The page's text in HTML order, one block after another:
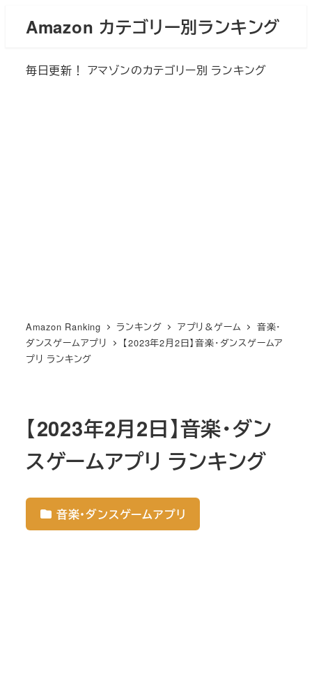
Amazon カテゴリー別ランキング
毎日更新！ アマゾンのカテゴリー別 ランキング
Amazon Ranking ランキング アプリ＆ゲーム
音楽・
ダンスゲームアプリ
【2023年2月2日】音楽・ダンスゲームア
プリ ランキング
【2023年2月2日】音楽・ダン
スゲームアプリ ランキング
音楽・ダンスゲームアプリ